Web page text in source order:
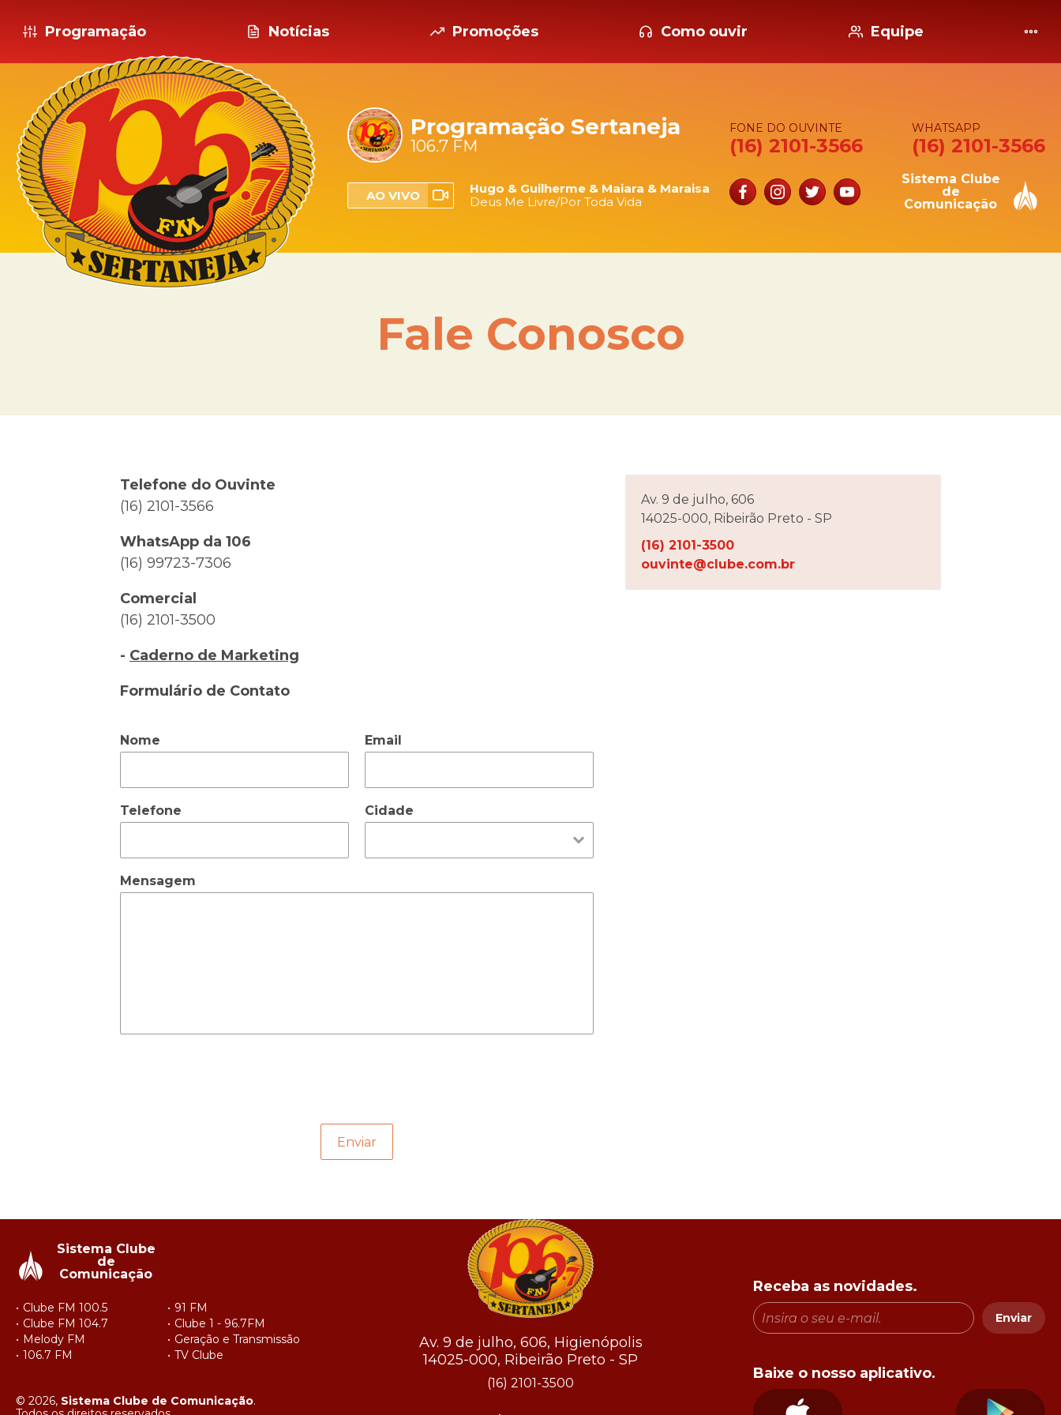
Programação Notícias Promoções Como ouvir Equipe
Programação Sertaneja
106.7 FM
AO VIVO
Hugo & Guilherme & Maiara & Maraisa
Deus Me Livre/Por Toda Vida
FONE DO OUVINTE
(16) 2101-3566
WHATSAPP
(16) 2101-3566
Sistema Clube
de
Comunicação
Fale Conosco
Telefone do Ouvinte
(16) 2101-3566
WhatsApp da 106
(16) 99723-7306
Comercial
(16) 2101-3500
- Caderno de Marketing
Formulário de Contato
Nome Email
Telefone Cidade
Mensagem
Enviar
Av. 9 de julho, 606
14025-000, Ribeirão Preto - SP
(16) 2101-3500
ouvinte@clube.com.br
Av. 9 de julho, 606, Higienópolis
14025-000, Ribeirão Preto - SP
(16) 2101-3500
Receba as novidades.
Enviar
Baixe o nosso aplicativo.
Sistema Clube
de
Comunicação
Clube FM 100.5
Clube FM 104.7
Melody FM
106.7 FM
91 FM
Clube 1 - 96.7FM
Geração e Transmissão
TV Clube
© 2026, Sistema Clube de Comunicação.